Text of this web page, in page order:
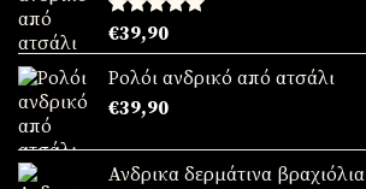
Βαθμολογήθηκε
με5.00
από 5
€39,90
Ρολόι ανδρικό από ατσάλι
€39,90
Ανδρικα δερμάτινα βραχιόλια